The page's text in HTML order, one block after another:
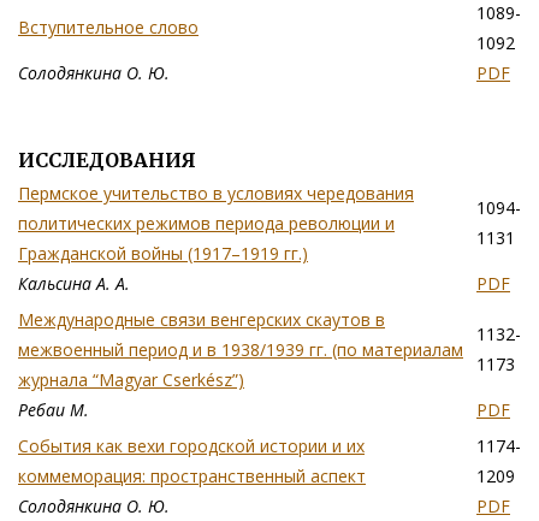
Вступительное слово
1089-
1092
Солодянкина О. Ю.
PDF
ИССЛЕДОВАНИЯ
Пермское учительство в условиях чередования
политических режимов периода революции и
Гражданской войны (1917–1919 гг.)
1094-
1131
Кальсина А. А.
PDF
Международные связи венгерских скаутов в
межвоенный период и в 1938/1939 гг. (по материалам
журнала “Magyar Cserkész”)
1132-
1173
Ребаи М.
PDF
События как вехи городской истории и их
коммеморация: пространственный аспект
1174-
1209
Солодянкина О. Ю.
PDF